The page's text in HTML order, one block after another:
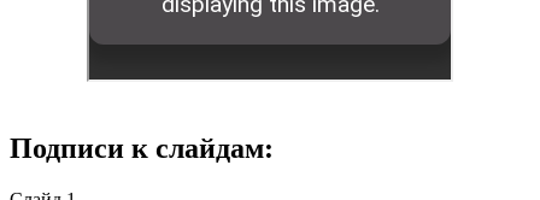
Подписи к слайдам: